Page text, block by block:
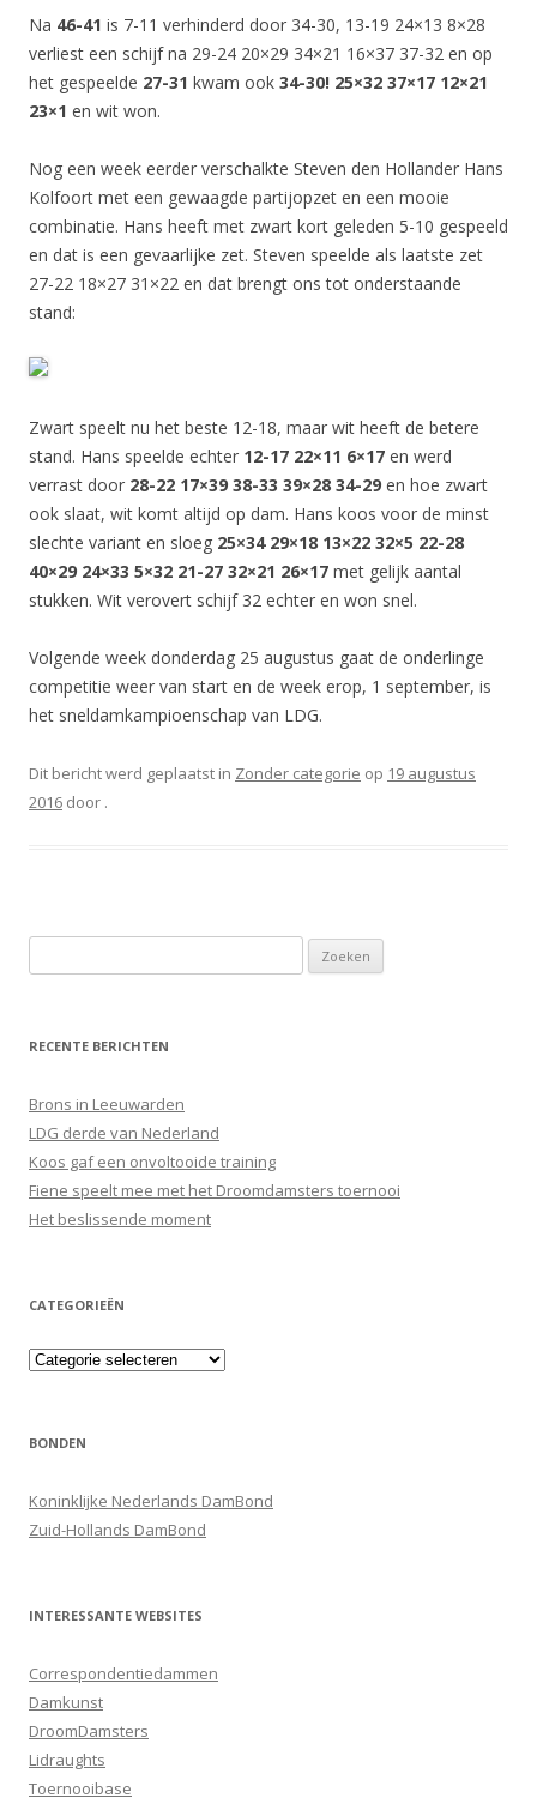
Na 46-41 is 7-11 verhinderd door 34-30, 13-19 24×13 8×28
verliest een schijf na 29-24 20×29 34×21 16×37 37-32 en op
het gespeelde 27-31 kwam ook 34-30! 25×32 37×17 12×21
23×1 en wit won.
Nog een week eerder verschalkte Steven den Hollander Hans
Kolfoort met een gewaagde partijopzet en een mooie
combinatie. Hans heeft met zwart kort geleden 5-10 gespeeld
en dat is een gevaarlijke zet. Steven speelde als laatste zet
27-22 18×27 31×22 en dat brengt ons tot onderstaande
stand:
Zwart speelt nu het beste 12-18, maar wit heeft de betere
stand. Hans speelde echter 12-17 22×11 6×17 en werd
verrast door 28-22 17×39 38-33 39×28 34-29 en hoe zwart
ook slaat, wit komt altijd op dam. Hans koos voor de minst
slechte variant en sloeg 25×34 29×18 13×22 32×5 22-28
40×29 24×33 5×32 21-27 32×21 26×17 met gelijk aantal
stukken. Wit verovert schijf 32 echter en won snel.
Volgende week donderdag 25 augustus gaat de onderlinge
competitie weer van start en de week erop, 1 september, is
het sneldamkampioenschap van LDG.
Dit bericht werd geplaatst in Zonder categorie op 19 augustus
2016 door .
naar:
RECENTE BERICHTEN
Brons in Leeuwarden
LDG derde van Nederland
Koos gaf een onvoltooide training
Fiene speelt mee met het Droomdamsters toernooi
Het beslissende moment
CATEGORIEËN
Categorieën
BONDEN
Koninklijke Nederlands DamBond
Zuid-Hollands DamBond
INTERESSANTE WEBSITES
Correspondentiedammen
Damkunst
DroomDamsters
Lidraughts
Toernooibase